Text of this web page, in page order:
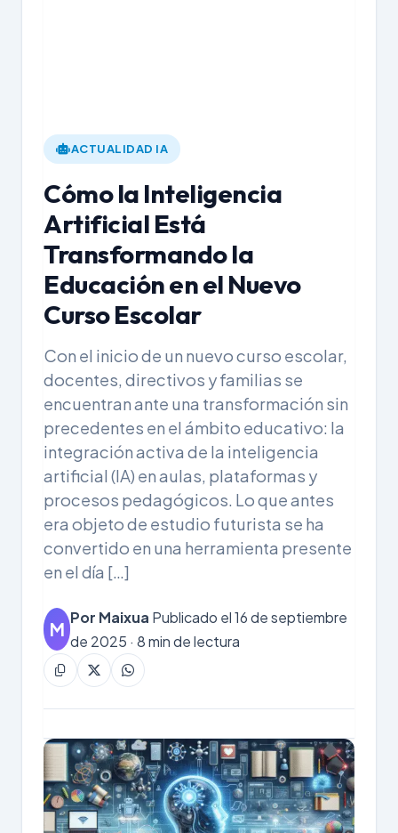
ACTUALIDAD IA
Cómo la Inteligencia
Artificial Está
Transformando la
Educación en el Nuevo
Curso Escolar
Con el inicio de un nuevo curso escolar,
docentes, directivos y familias se
encuentran ante una transformación sin
precedentes en el ámbito educativo: la
integración activa de la inteligencia
artificial (IA) en aulas, plataformas y
procesos pedagógicos. Lo que antes
era objeto de estudio futurista se ha
convertido en una herramienta presente
en el día […]
M
Por Maixua Publicado el 16 de septiembre
de 2025 · 8 min de lectura